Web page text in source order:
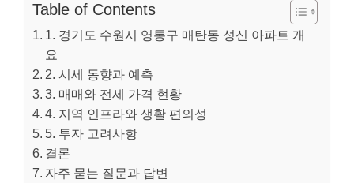
Table of Contents
1. 경기도 수원시 영통구 매탄동 성신 아파트 개
요
2. 시세 동향과 예측
3. 매매와 전세 가격 현황
4. 지역 인프라와 생활 편의성
5. 투자 고려사항
결론
자주 묻는 질문과 답변